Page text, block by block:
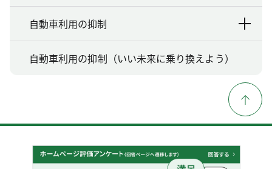
自動車利用の抑制
自動車利用の抑制（いい未来に乗り換えよう）